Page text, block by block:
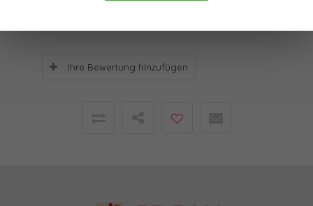
Ihre Bewertung hinzufügen